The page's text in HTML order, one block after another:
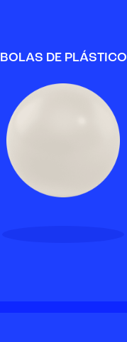
BOLAS DE PLÁSTICO